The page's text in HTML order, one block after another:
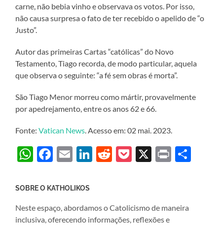
carne, não bebia vinho e observava os votos. Por isso,
não causa surpresa o fato de ter recebido o apelido de “o
Justo”.
Autor das primeiras Cartas “católicas” do Novo
Testamento, Tiago recorda, de modo particular, aquela
que observa o seguinte: “a fé sem obras é morta”.
São Tiago Menor morreu como mártir, provavelmente
por apedrejamento, entre os anos 62 e 66.
Fonte:Vatican News. Acesso em: 02 mai. 2023.
WhatsApp
Facebook
EmailLinkedIn
Reddit
Pocket
X Print
SOBRE O KATHOLIKOS
Neste espaço, abordamos o Catolicismo de maneira
inclusiva, oferecendo informações, reflexões e